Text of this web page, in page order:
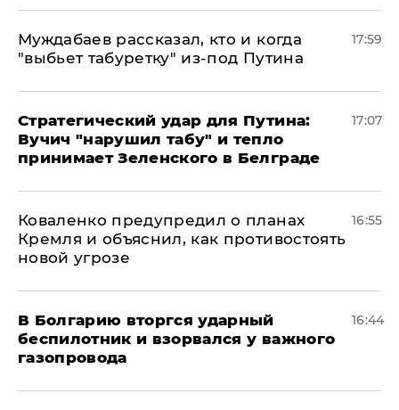
Муждабаев рассказал, кто и когда
"выбьет табуретку" из-под Путина
17:59
Стратегический удар для Путина:
Вучич "нарушил табу" и тепло
принимает Зеленского в Белграде
17:07
Коваленко предупредил о планах
Кремля и объяснил, как противостоять
новой угрозе
16:55
В Болгарию вторгся ударный
беспилотник и взорвался у важного
газопровода
16:44